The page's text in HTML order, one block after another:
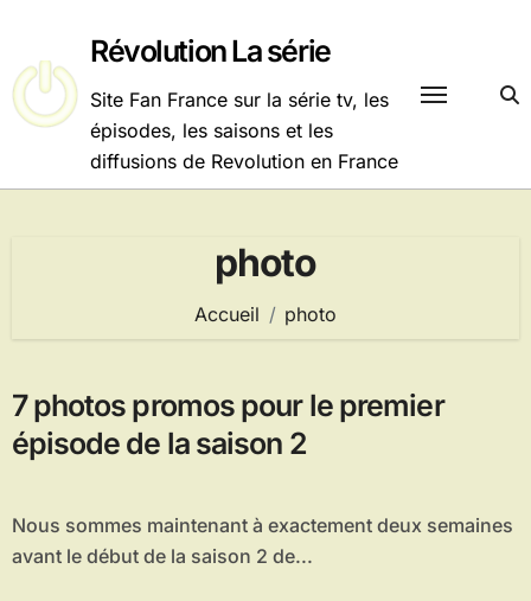
contenu
Révolution La série
Site Fan France sur la série tv, les
épisodes, les saisons et les
diffusions de Revolution en France
photo
Accueil photo
7 photos promos pour le premier
épisode de la saison 2
Nous sommes maintenant à exactement deux semaines
avant le début de la saison 2 de...